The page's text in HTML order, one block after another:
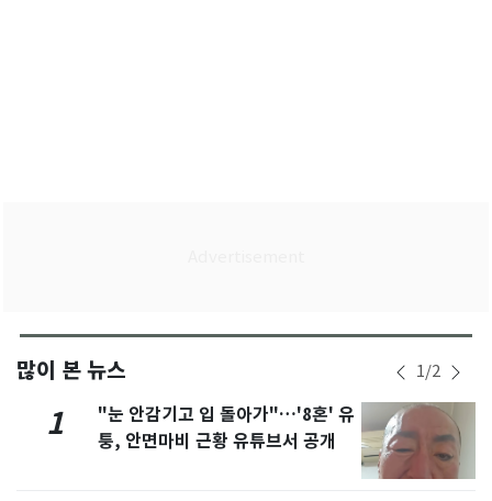
많이 본 뉴스 1/2
1
"눈 안감기고 입 돌아가"…'8혼' 유
퉁, 안면마비 근황 유튜브서 공개